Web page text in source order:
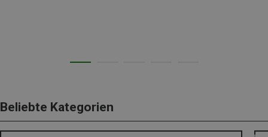
Beliebte Kategorien